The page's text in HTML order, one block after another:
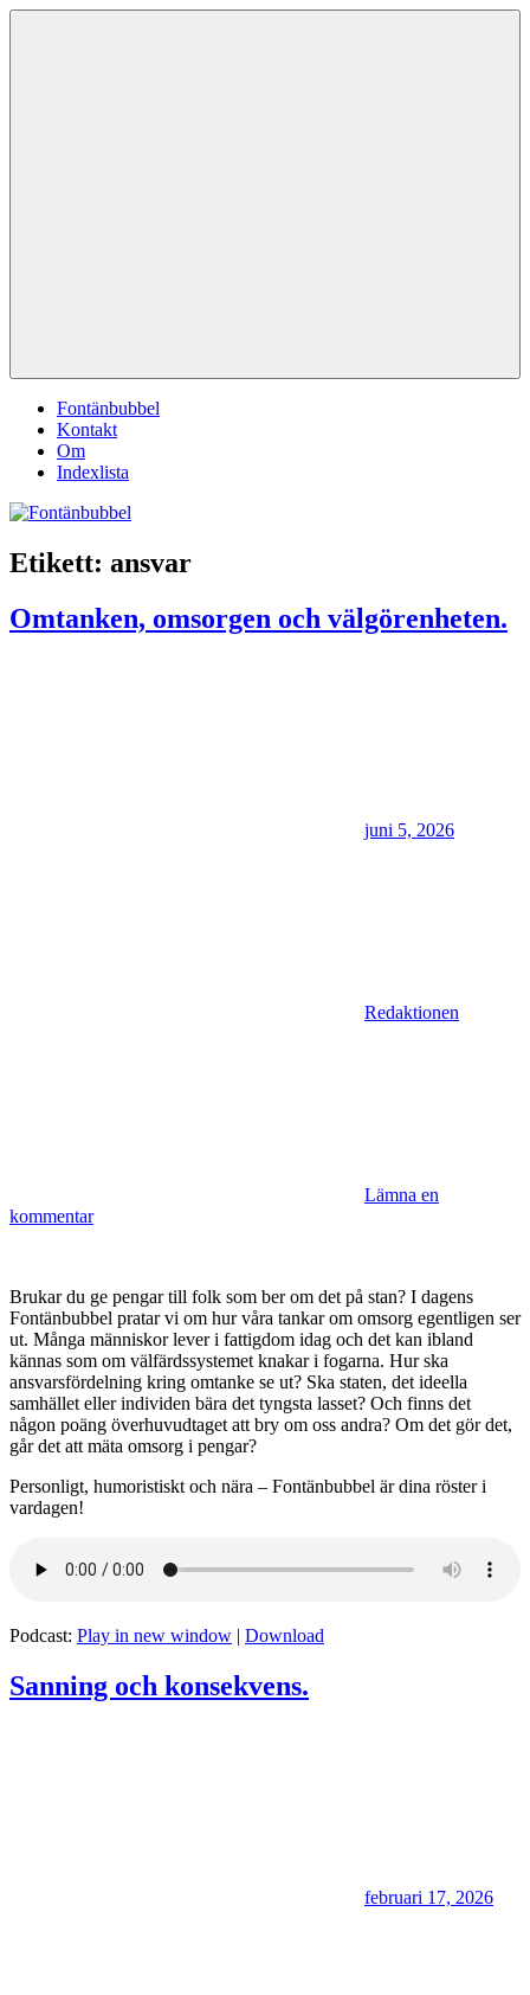
Hoppa
Fontänbubbel
Kontakt
Om
Indexlista
Etikett: ansvar
Omtanken, omsorgen och välgörenheten.
juni 5, 2026
Redaktionen
Lämna en
kommentar
Brukar du ge pengar till folk som ber om det på stan? I dagens
Fontänbubbel pratar vi om hur våra tankar om omsorg egentligen ser
ut. Många människor lever i fattigdom idag och det kan ibland
kännas som om välfärdssystemet knakar i fogarna. Hur ska
ansvarsfördelning kring omtanke se ut? Ska staten, det ideella
samhället eller individen bära det tyngsta lasset? Och finns det
någon poäng överhuvudtaget att bry om oss andra? Om det gör det,
går det att mäta omsorg i pengar?
Personligt, humoristiskt och nära – Fontänbubbel är dina röster i
vardagen!
Podcast: Play in new window | Download
Sanning och konsekvens.
februari 17, 2026